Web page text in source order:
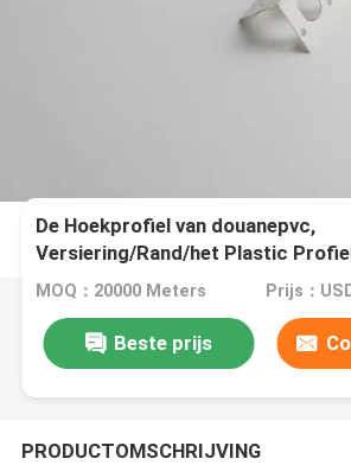
De Hoekprofiel van douanepvc,
Versiering/Rand/het Plastic
Hoekdecoratie
MOQ：20000 Meters
Beste prijs
PRODUCTOMSCHRIJVING